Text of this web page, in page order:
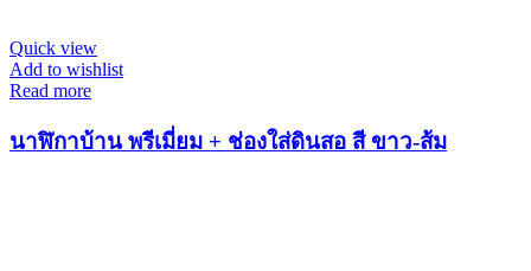
Quick view
Add to wishlist
Read more
นาฬิกาบ้าน พรีเมี่ยม + ช่องใส่ดินสอ สี ขาว-ส้ม